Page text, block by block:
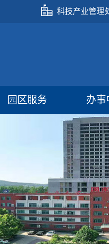
科技产业管理
园区服务 办事